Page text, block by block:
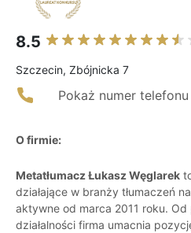
8.5
Szczecin, Zbójnicka 7
Pokaż numer telefonu
O firmie:
Metatłumacz Łukasz Węglarek
działające w branży tłumaczeń
aktywne od marca 2011 roku.
działalności firma umacnia